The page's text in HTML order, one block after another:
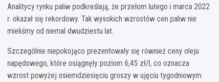
Analitycy rynku paliw podkreślają, że przełom lutego i marca 2022
r. okazał się rekordowy. Tak wysokich wzrostów cen paliw nie
mieliśmy od niemal dwudziestu lat.
Szczególnie niepokojąco prezentowały się również ceny oleju
napędowego, które osiągnęły poziom 6,45 zł/l, co oznacza
wzrost powyżej osiemdziesięciu groszy w ujęciu tygodniowym.